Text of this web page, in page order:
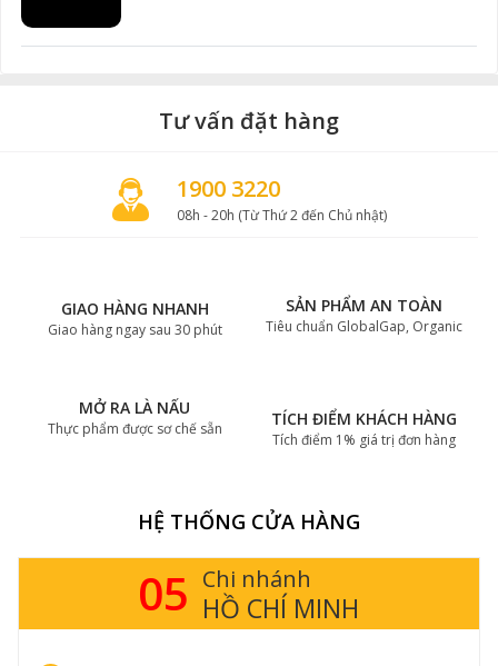
Tư vấn đặt hàng
1900 3220
08h - 20h (Từ Thứ 2 đến Chủ nhật)
GIAO HÀNG NHANH
Giao hàng ngay sau 30 phút
SẢN PHẨM AN TOÀN
Tiêu chuẩn GlobalGap, Organic
MỞ RA LÀ NẤU
Thực phẩm được sơ chế sẵn TÍCH ĐIỂM KHÁCH HÀNG
Tích điểm 1% giá trị đơn hàng
HỆ THỐNG CỬA HÀNG
14 Chi nhánh
HÀ NỘI